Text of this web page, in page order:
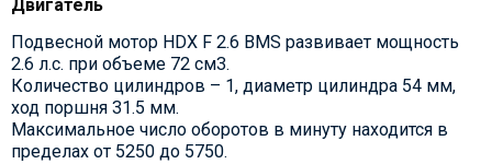
Двигатель
Подвесной мотор HDX F 2.6 BMS развивает мощность
2.6 л.с. при объеме 72 см3.
Количество цилиндров – 1, диаметр цилиндра 54 мм,
ход поршня 31.5 мм.
Максимальное число оборотов в минуту находится в
пределах от 5250 до 5750.